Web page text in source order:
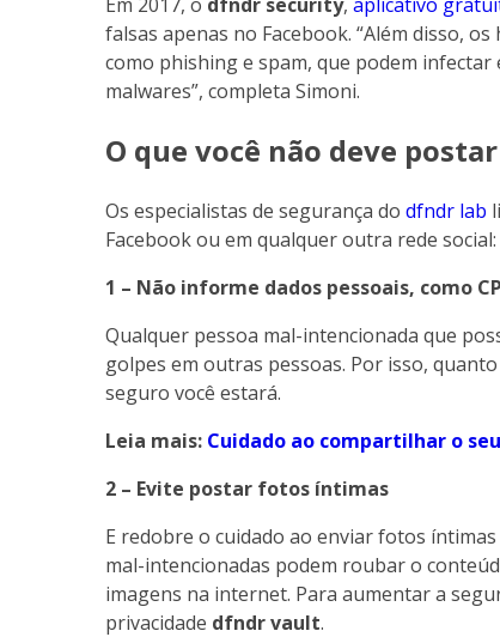
falsas apenas no Facebook. “Além disso,
como phishing e spam, que podem
malwares”, completa Simoni.
O que você não deve
Os especialistas de segurança do dfndr lab
Facebook ou em qualquer outra rede social:
1 – Não informe dados pessoais, como
Qualquer pessoa mal-intencionada que
golpes em outras pessoas. Por isso,
seguro você estará.
Leia mais: Cuidado ao compartilhar o
2 – Evite postar fotos íntimas
E redobre o cuidado ao enviar fotos
mal-intencionadas podem roubar o
imagens na internet. Para aumentar a
privacidade dfndr vault.